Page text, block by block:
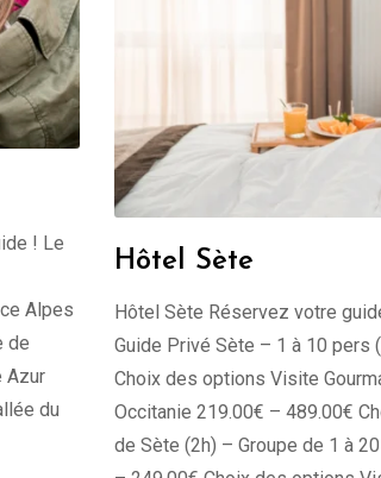
! Le
Alpes
de
Azur
du
Hôtel Sète
Hôtel Sète Réservez votre
Guide Privé Sète – 1 à 10 pers
Choix des options Visite
Occitanie 219.00€ – 489.00€
de Sète (2h) – Groupe de 1 à